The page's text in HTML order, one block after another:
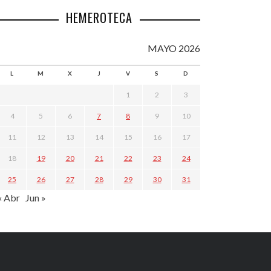
HEMEROTECA
MAYO 2026
L M X J V S D
1 2 3
4 5 6 7 8 9 10
11 12 13 14 15 16 17
18 19 20 21 22 23 24
25 26 27 28 29 30 31
Abr Jun »